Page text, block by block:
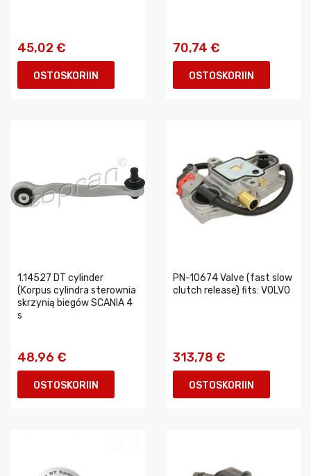
45,02 €
OSTOSKORIIN
70,74 €
OSTOSKORIIN
1.14527 DT cylinder
(Korpus cylindra sterownia
skrzynią biegów SCANIA 4
s
48,96 €
OSTOSKORIIN
PN-10674 Valve (fast slow
clutch release) fits: VOLVO
313,78 €
OSTOSKORIIN